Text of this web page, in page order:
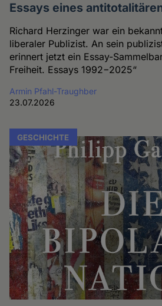
Essays eines
Richard Herzinger war ein
liberaler Publizist. An sein
erinnert jetzt ein Essay-
Freiheit. Essays 1992−2025“
Armin Pfahl-Traughber
23.07.2026
GESCHICHTE